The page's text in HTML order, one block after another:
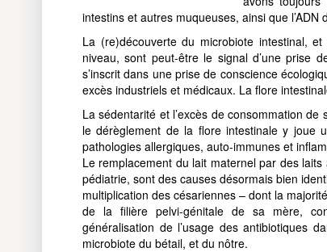
intestins et autres muqueuses, ainsi que
La (re)découverte du microbiote intestinal,
niveau, sont peut-être le signal d’une prise
s’inscrit dans une prise de conscience
excès industriels et médicaux. La flore
La sédentarité et l’excès de consommation
le dérèglement de la flore intestinale y joue
pathologies allergiques, auto-immunes et
Le remplacement du lait maternel par des
pédiatrie, sont des causes désormais bien
multiplication des césariennes – dont la
de la filière pelvi-génitale de sa mère,
généralisation de l’usage des antibiotiques
microbiote du bétail, et du nôtre.